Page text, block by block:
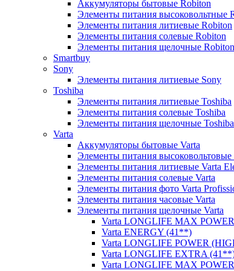
Аккумуляторы бытовые Robiton
Элементы питания высоковольтные
Элементы питания литиевые Robiton
Элементы питания солевые Robiton
Элементы питания щелочные Robiton
Smartbuy
Sony
Элементы питания литиевые Sony
Toshiba
Элементы питания литиевые Toshiba
Элементы питания солевые Toshiba
Элементы питания щелочные Toshiba
Varta
Аккумуляторы бытовые Varta
Элементы питания
Элементы питания литиевые Varta
Элементы питания солевые Varta
Элементы питания фото Varta
Элементы питания часовые Varta
Элементы питания щелочные Varta
Varta LONGLIFE MAX
Varta ENERGY (41**)
Varta LONGLIFE POWER
Varta LONGLIFE EXTRA
Varta LONGLIFE MAX